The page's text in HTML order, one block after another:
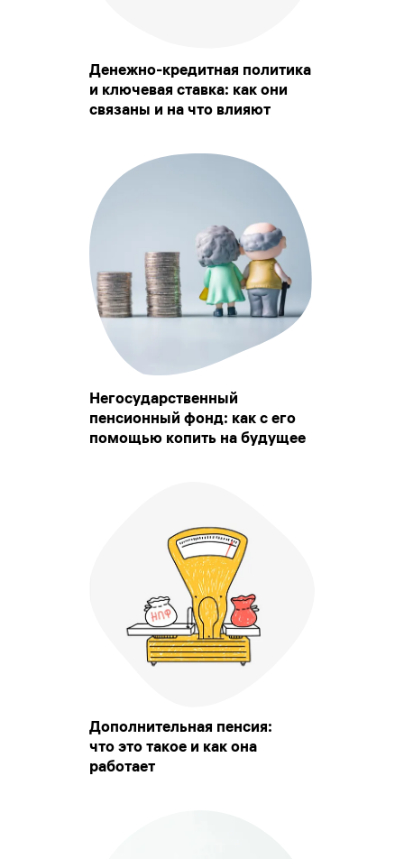
Денежно-кредитная политика
и ключевая ставка: как они
связаны и на что влияют
Негосударственный
пенсионный фонд: как с его
помощью копить на будущее
Дополнительная пенсия:
что это такое и как она
работает